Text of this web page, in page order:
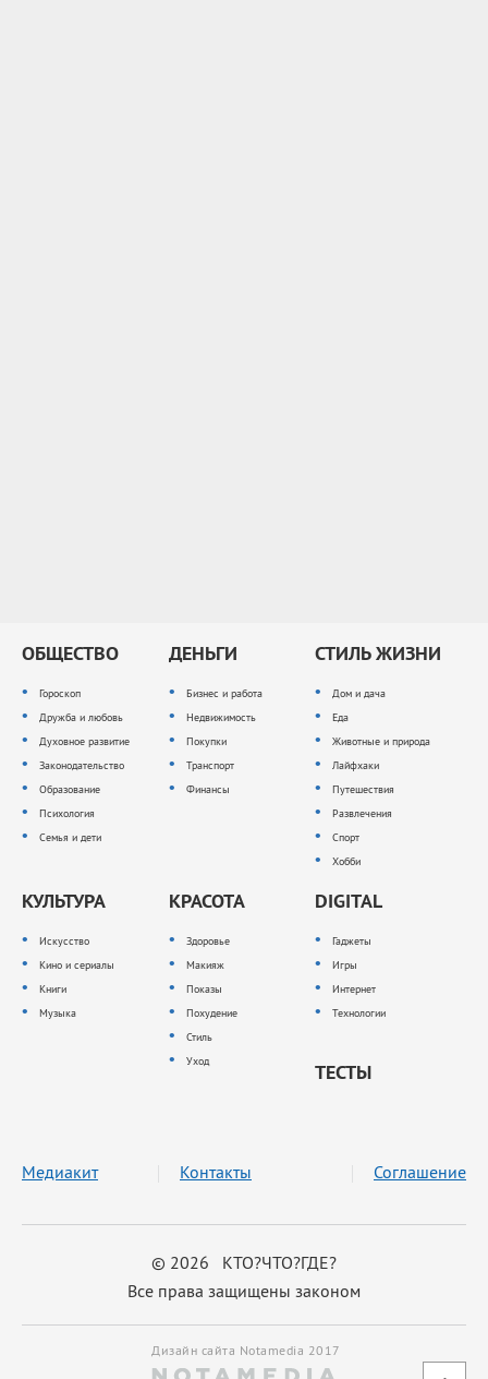
ОБЩЕСТВО
Гороскоп
Дружба и любовь
Духовное развитие
Законодательство
Образование
Психология
Семья и дети
ДЕНЬГИ
Бизнес и работа
Недвижимость
Покупки
Транспорт
Финансы
СТИЛЬ ЖИЗНИ
Дом и дача
Еда
Животные и природа
Лайфхаки
Путешествия
Развлечения
Спорт
Хобби
КУЛЬТУРА
Искусство
Кино и сериалы
Книги
Музыка
КРАСОТА
Здоровье
Макияж
Показы
Похудение
Стиль
Уход
DIGITAL
Гаджеты
Игры
Интернет
Технологии
ТЕСТЫ
© 2026 КТО?ЧТО?ГДЕ?
Все права защищены законом
Медиакит Контакты Соглашение
Дизайн сайта Notamedia 2017